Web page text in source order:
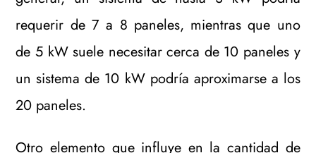
requerir de 7 a 8 paneles, mientras que uno
de 5 kW suele necesitar cerca de 10 paneles y
un sistema de 10 kW podría aproximarse a los
20 paneles.
Otro elemento que influye en la cantidad de